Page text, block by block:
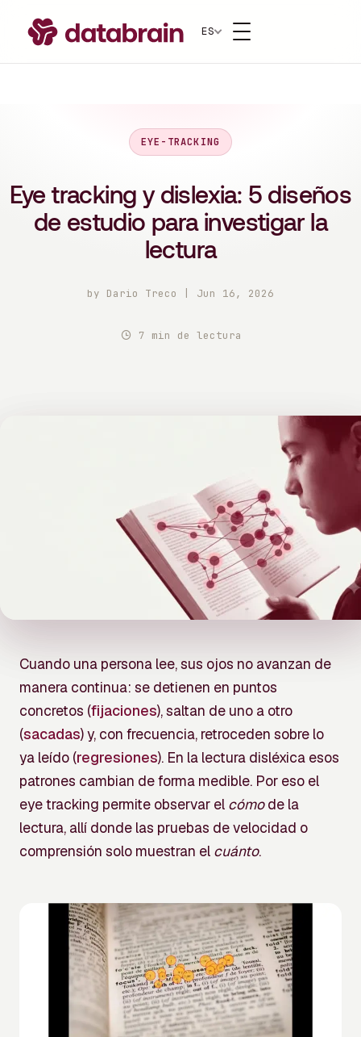
ES
EYE-TRACKING
Eye tracking y dislexia: 5 diseños
de estudio para investigar la
lectura
by Dario Treco Jun 16, 2026
7 min de lectura
Cuando una persona lee, sus ojos no avanzan de
manera continua: se detienen en puntos
concretos (fijaciones), saltan de uno a otro
(sacadas) y, con frecuencia, retroceden sobre lo
ya leído (regresiones). En la lectura disléxica esos
patrones cambian de forma medible. Por eso el
eye tracking permite observar el cómode la
lectura, allí donde las pruebas de velocidad o
comprensión solo muestran el cuánto.